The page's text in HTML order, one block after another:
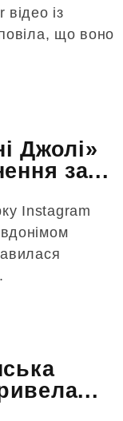
із
що воно
Джолі»
за...
Instagram